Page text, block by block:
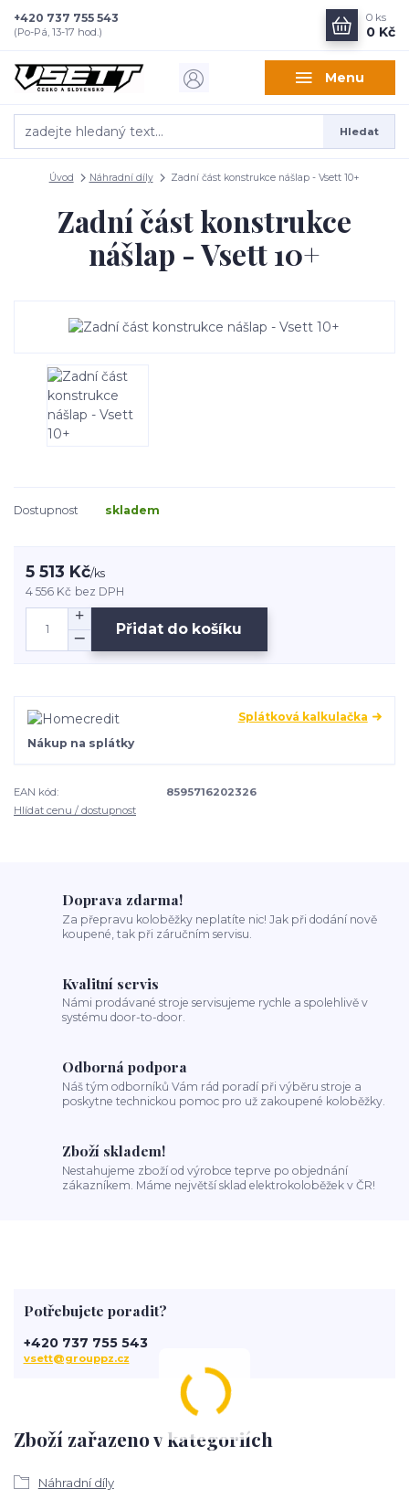
Menu
Hledat
+420 737 755 543
(Po-Pá, 13-17 hod.)
0 ks
0 Kč
Úvod Náhradní díly Zadní část konstrukce nášlap - Vsett 10+
Zadní část konstrukce
nášlap - Vsett 10+
Dostupnost skladem
5 513 Kč/ks
4 556 Kč bez DPH
Přidat do košíku
Splátková kalkulačka
Nákup na splátky
EAN kód:
8595716202326
Hlídat cenu / dostupnost
Doprava zdarma!
Za přepravu koloběžky neplatíte nic! Jak při dodání nově
koupené, tak při záručním servisu.
Kvalitní servis
Námi prodávané stroje servisujeme rychle a spolehlivě v
systému door-to-door.
Odborná podpora
Náš tým odborníků Vám rád poradí při výběru stroje a
poskytne technickou pomoc pro už zakoupené koloběžky.
Zboží skladem!
Nestahujeme zboží od výrobce teprve po objednání
zákazníkem. Máme největší sklad elektrokoloběžek v ČR!
Zboží zařazeno v kategoriích
Náhradní díly
Potřebujete poradit?
+420 737 755 543
vsett@grouppz.cz